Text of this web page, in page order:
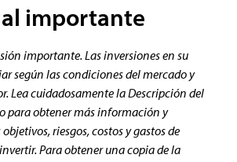
importante
importante. Las inversiones en su
según las condiciones del mercado y
Lea cuidadosamente la Descripción del
para obtener más información y
riesgos, costos y gastos de
Para obtener una copia de la